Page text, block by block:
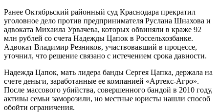
Ранее Октябрьский районный суд Краснодара прекратил
уголовное дело против предпринимателя Руслана Шнахова и
адвоката Михаила Урвачева, которых обвиняли в краже 92
млн рублей со счета Надежды Цапок в Россельхозбанке.
Адвокат Владимир Резников, участвовавший в процессе,
уточнил, что решение связано с истечением срока давности.
Надежда Цапок, мать лидера банды Сергея Цапка, держала на
счете деньги, заработанные ее компанией «Артекс-Агро».
После массового убийства, совершенного бандой в 2010 году,
активы семьи заморозили, но местные юристы нашли способ
обойти ограничения.